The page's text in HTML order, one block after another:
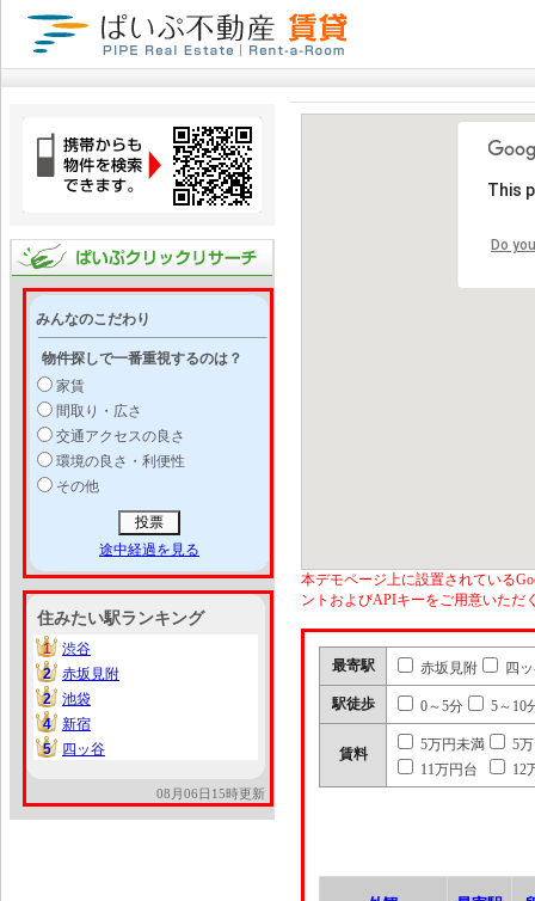
みんなのこだわり
物件探しで一番重視するのは？
家賃
間取り・広さ
交通アクセスの良さ
環境の良さ・利便性
その他
途中経過を見る
住みたい駅ランキング
1
1
渋谷
2
2
赤坂見附
2
2
池袋
4
4
新宿
5
5 四ッ谷
08月06日15時更新
This
Do
本デモページ上に設置されている
ントおよびAPIキーをご用意いただ
最寄駅 赤坂見附 四
駅徒歩 0～5分 5～10
賃料
5万円未満
5
11万円台
12